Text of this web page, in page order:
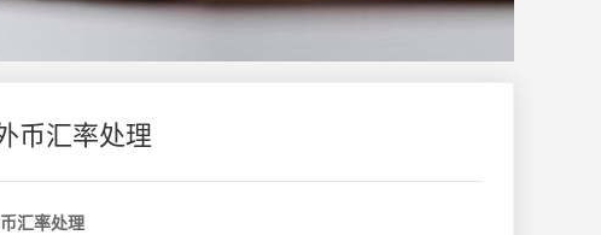
币汇率处理
汇率处理